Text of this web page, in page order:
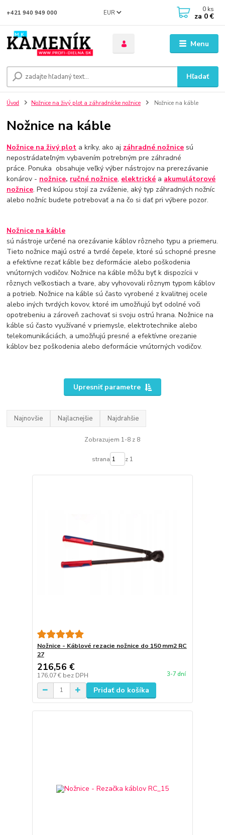
Menu
EUR
Hľadať
+421 940 949 000 0 ks
za 0 €
Úvod Nožnice na živý plot a záhradnícke nožnice Nožnice na káble
Nožnice na káble
Nožnice na živý plot a kríky, ako aj záhradné nožnice sú
nepostrádateľným vybavením potrebným pre záhradné
práce. Ponuka obsahuje veľký výber nástrojov na prerezávanie
konárov - nožnice, ručné nožnice, elektrické a akumulátorové
nožnice. Pred kúpou stojí za zváženie, aký typ záhradných nožníc
alebo nožníc budete potrebovať a na čo si dať pri výbere pozor.
Nožnice na káble
sú nástroje určené na orezávanie káblov rôzneho typu a priemeru.
Tieto nožnice majú ostré a tvrdé čepele, ktoré sú schopné presne
a efektívne rezať káble bez deformácie alebo poškodenia
vnútorných vodičov. Nožnice na káble môžu byť k dispozícii v
rôznych veľkostiach a tvare, aby vyhovovali rôznym typom káblov
a potrieb. Nožnice na káble sú často vyrobené z kvalitnej ocele
alebo iných tvrdých kovov, ktoré im umožňujú byť odolné voči
opotrebeniu a zároveň zachovať si svoju ostrú hrana. Nožnice na
káble sú často využívané v priemysle, elektrotechnike alebo
telekomunikáciách, a umožňujú presné a efektívne orezanie
káblov bez poškodenia alebo deformácie vnútorných vodičov.
Upresniť parametre
Najnovšie Najlacnejšie Najdrahšie
Zobrazujem 1-8 z 8
strana z 1
Nožnice - Káblové rezacie nožnice do 150 mm2 RC
27
216,56 €
176,07 € bez DPH 3-7 dní
Pridať do košíka